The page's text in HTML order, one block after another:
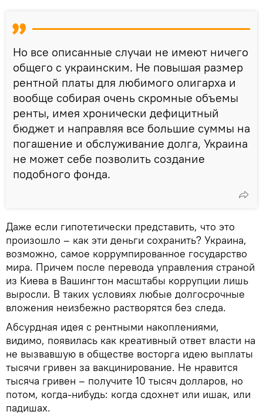
Но все описанные случаи не имеют ничего
общего с украинским. Не повышая размер
рентной платы для любимого олигарха и
вообще собирая очень скромные объемы
ренты, имея хронически дефицитный
бюджет и направляя все большие суммы на
погашение и обслуживание долга, Украина
не может себе позволить создание
подобного фонда.
Даже если гипотетически представить, что это
произошло – как эти деньги сохранить? Украина,
возможно, самое коррумпированное государство
мира. Причем после перевода управления страной
из Киева в Вашингтон масштабы коррупции лишь
выросли. В таких условиях любые долгосрочные
вложения неизбежно растворятся без следа.
Абсурдная идея с рентными накоплениями,
видимо, появилась как креативный ответ власти на
не вызвавшую в обществе восторга идею выплаты
тысячи гривен за вакцинирование. Не нравится
тысяча гривен – получите 10 тысяч долларов, но
потом, когда-нибудь: когда сдохнет или ишак, или
падишах.